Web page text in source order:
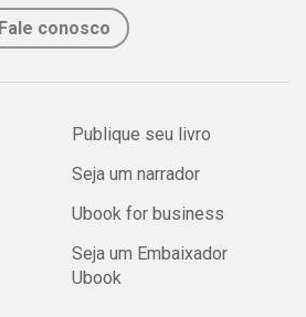
Fale conosco
Publique seu livro
Seja um narrador
Ubook for business
Seja um Embaixador
Ubook